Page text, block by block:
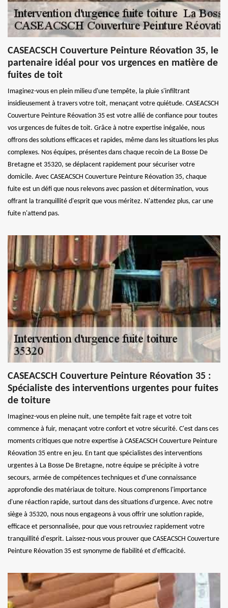
CASEACSCH Couverture Peinture Réovation 35, le
partenaire idéal pour vos urgences en matière de
fuites de toit
Imaginez-vous en plein milieu d'une tempête, la pluie s'infiltrant
insidieusement à travers votre toit, menaçant votre quiétude. CASEACSCH
Couverture Peinture Réovation 35 est votre allié de confiance pour toutes
vos urgences de fuites de toit. Grâce à notre expertise inégalée, nous
offrons des solutions efficaces et rapides, même dans les situations les plus
complexes. Nos équipes, présentes dans chaque recoin de La Bosse De
Bretagne et 35320, se déplacent rapidement pour sécuriser votre
domicile. Avec CASEACSCH Couverture Peinture Réovation 35, chaque
fuite est un défi que nous relevons avec passion et détermination, vous
offrant la tranquillité d'esprit que vous méritez. N'attendez plus, car une
fuite n'attend pas.
CASEACSCH Couverture Peinture Réovation 35 :
Spécialiste des interventions urgentes pour fuites
de toiture
Imaginez-vous en pleine nuit, une tempête fait rage et votre toit
commence à fuir, menaçant votre confort et votre sécurité. C'est dans ces
moments critiques que notre expertise à CASEACSCH Couverture Peinture
Réovation 35 entre en jeu. En tant que spécialistes des interventions
urgentes à La Bosse De Bretagne, notre équipe se précipite à votre
secours, armée de compétences techniques et d'une connaissance
approfondie des matériaux de toiture. Nous comprenons l'importance
d'une réaction rapide, surtout dans des situations d'urgence. Avec notre
siège à 35320, nous nous engageons à vous offrir une solution rapide,
efficace et personnalisée, pour que vous retrouviez rapidement votre
tranquillité d'esprit. Laissez-nous vous prouver que CASEACSCH Couverture
Peinture Réovation 35 est synonyme de fiabilité et d'efficacité.